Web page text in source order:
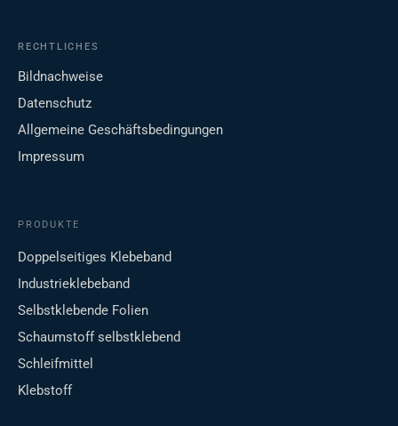
RECHTLICHES
Bildnachweise
Datenschutz
Allgemeine Geschäftsbedingungen
Impressum
PRODUKTE
Doppelseitiges Klebeband
Industrieklebeband
Selbstklebende Folien
Schaumstoff selbstklebend
Schleifmittel
Klebstoff